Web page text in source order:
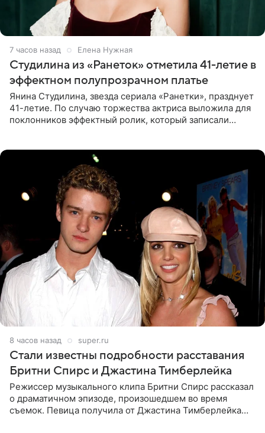
7 часов назад Елена Нужная
Студилина из «Ранеток» отметила 41-летие в
эффектном полупрозрачном платье
Янина Студилина, звезда сериала «Ранетки», празднует
41-летие. По случаю торжества актриса выложила для
поклонников эффектный ролик, который записали
8 часов назад super.ru
Стали известны подробности расставания
Бритни Спирс и Джастина Тимберлейка
Режиссер музыкального клипа Бритни Спирс рассказал
о драматичном эпизоде, произошедшем во время
съемок. Певица получила от Джастина Тимберлейка